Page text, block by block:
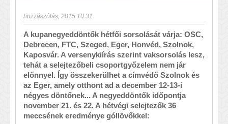
hozzászólás 2015.10.31.
A kupanegyeddöntők hétfői sorsolását várja: OSC,
Debrecen, FTC, Szeged, Eger, Honvéd, Szolnok,
Kaposvár. A versenykiírás szerint vaksorsolás lesz,
tehát a selejtezőbeli csoportgyőzelem nem jár
előnnyel. Így összekerülhet a címvédő Szolnok és
az Eger, amely otthont ad a december 12-13-i
négyes döntőnek... A negyeddöntők időpontja
november 21. és 22. A hétvégi selejtezők 36
meccsének eredménye góllövőkkel: